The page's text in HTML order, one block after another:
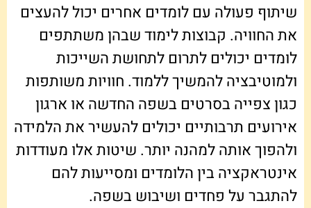
שיתוף פעולה עם לומדים אחרים יכול להעצים
את החוויה. קבוצות לימוד שבהן משתתפים
לומדים יכולים לתרום לתחושת השייכות
ולמוטיבציה להמשיך ללמוד. חוויות משותפות
כגון צפייה בסרטים בשפה החדשה או ארגון
אירועים תרבותיים יכולים להעשיר את הלמידה
ולהפוך אותה למהנה יותר. שיטות אלו מעודדות
אינטראקציה בין הלומדים ומסייעות להם
להתגבר על פחדים ושיבוש בשפה.